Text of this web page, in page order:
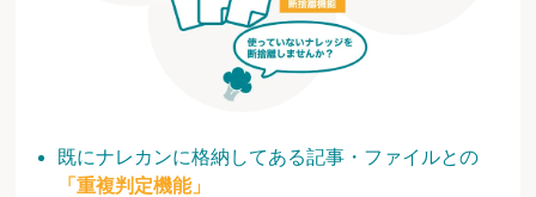
既にナレカンに格納してある記事・ファイルとの
「重複判定機能」